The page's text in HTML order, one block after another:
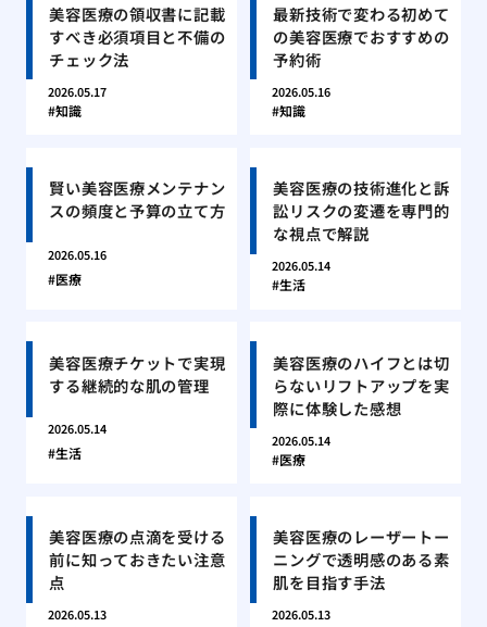
美容医療の領収書に記載
すべき必須項目と不備の
チェック法
2026.05.17
知識
最新技術で変わる初めて
の美容医療でおすすめの
予約術
2026.05.16
知識
賢い美容医療メンテナン
スの頻度と予算の立て方
2026.05.16
医療
美容医療の技術進化と訴
訟リスクの変遷を専門的
な視点で解説
2026.05.14
生活
美容医療チケットで実現
する継続的な肌の管理
2026.05.14
生活
美容医療のハイフとは切
らないリフトアップを実
際に体験した感想
2026.05.14
医療
美容医療の点滴を受ける
前に知っておきたい注意
点
2026.05.13
美容医療のレーザートー
ニングで透明感のある素
肌を目指す手法
2026.05.13